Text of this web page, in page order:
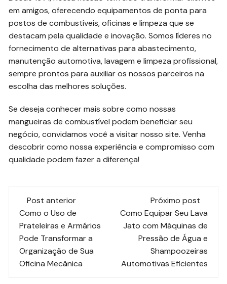
em amigos, oferecendo equipamentos de ponta para
postos de combustíveis, oficinas e limpeza que se
destacam pela qualidade e inovação. Somos líderes no
fornecimento de alternativas para abastecimento,
manutenção automotiva, lavagem e limpeza profissional,
sempre prontos para auxiliar os nossos parceiros na
escolha das melhores soluções.
Se deseja conhecer mais sobre como nossas
mangueiras de combustível podem beneficiar seu
negócio, convidamos você a visitar nosso site. Venha
descobrir como nossa experiência e compromisso com
qualidade podem fazer a diferença!
Navegação
de
post
Post anterior
Como o Uso de
Prateleiras e Armários
Pode Transformar a
Organização de Sua
Oficina Mecânica
Próximo post
Como Equipar Seu Lava
Jato com Máquinas de
Pressão de Água e
Shampoozeiras
Automotivas Eficientes